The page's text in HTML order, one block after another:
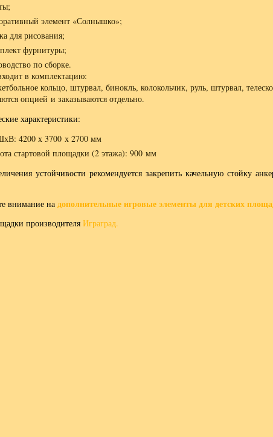
элемент «Солнышко»;
для рисования;
фурнитуры;
по сборке.
в комплектацию:
кольцо, штурвал, бинокль, колокольчик, руль, штурвал,
опцией и заказываются отдельно.
характеристики:
4200 х 3700 х 2700 мм
стартовой площадки (2 этажа): 900 мм
устойчивости рекомендуется закрепить качельную стойку
внимание на дополнительные игровые элементы для детских
производителя Играград.